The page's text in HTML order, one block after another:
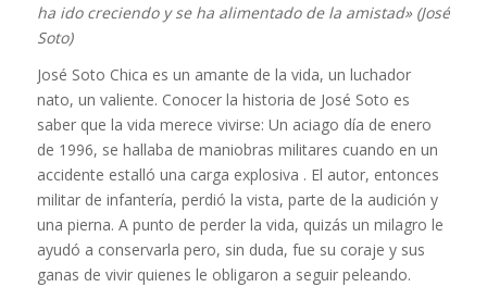
ha ido creciendo y se ha alimentado de la amistad» (José
Soto)
José Soto Chica es un amante de la vida, un luchador
nato, un valiente. Conocer la historia de José Soto es
saber que la vida merece vivirse: Un aciago día de enero
de 1996, se hallaba de maniobras militares cuando en un
accidente estalló una carga explosiva . El autor, entonces
militar de infantería, perdió la vista, parte de la audición y
una pierna. A punto de perder la vida, quizás un milagro le
ayudó a conservarla pero, sin duda, fue su coraje y sus
ganas de vivir quienes le obligaron a seguir peleando.